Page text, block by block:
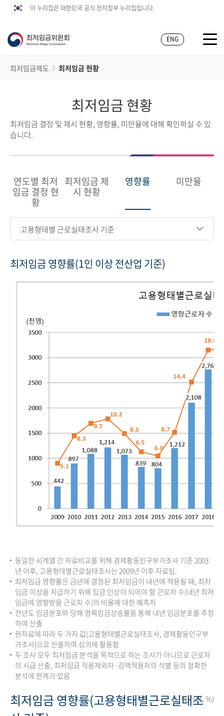
이 누리집은 대한민국 공식 전자정부 누리집입니다.
ENG
최저임금제도 최저임금 현황
최저임금 현황
최저임금 결정 및 제시 현황, 영향률, 미만율에 대해 확인하실 수 있
습니다.
연도별 최저
임금 결정 현
황
최저임금 제
시 현황
영향률 미만율
고용형태별 근로실태조사 기준
최저임금 영향률(1인 이상 전산업 기준)
동일한 시계열 간 자료비교를 위해 경제활동인구부가조사 기준 2003
년 이후, 고용형태별근로실태조사는 2009년 이후 자료임.
최저임금 영향률은 금년에 결정된 최저임금이 내년에 적용될 때, 최저
임금 이상을 지급하기 위해 임금 인상이 되어야 할 근로자 수(내년 최저
임금에 영향받을 근로자 수)의 비율에 대한 예측치
전년도 임금분포와 당해 명목임금상승률을 통해 내년 임금분포를 추정
하여 산출
원자료에 따라 두 가지 값(고용형태별근로실태조사, 경제활동인구부
가조사)으로 산출하여 심의에 활용함
두 조사 모두 최저임금 분석을 목적으로 하는 조사가 아니므로 근로자
의 시급 산출, 최저임금 적용제외자·감액적용자의 식별 등의 정확한
분석에 한계가 있음
최저임금 영향률(고용형태별근로실태조
(단위:천명, %)